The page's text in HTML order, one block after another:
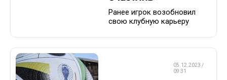
Ранее игрок возобновил
свою клубную карьеру
05.12.2023 /
09:31